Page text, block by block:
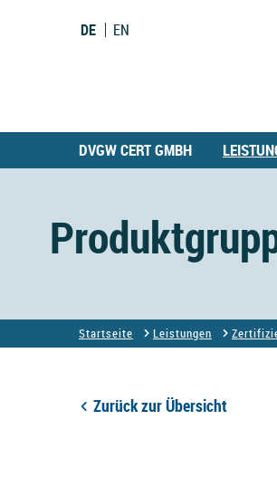
DE EN
DVGW CERT GMBH
Startseite Leistungen
Zurück zur Übersicht